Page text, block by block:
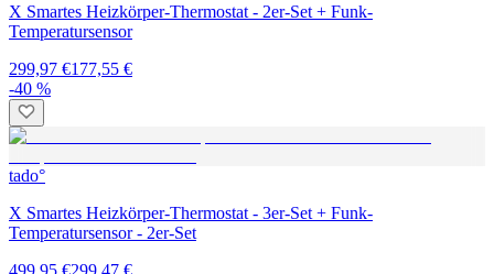
X Smartes Heizkörper-Thermostat - 2er-Set + Funk-
Temperatursensor
299,97 €177,55 €
-40 %
tado°
X Smartes Heizkörper-Thermostat - 3er-Set + Funk-
Temperatursensor - 2er-Set
499,95 €299,47 €